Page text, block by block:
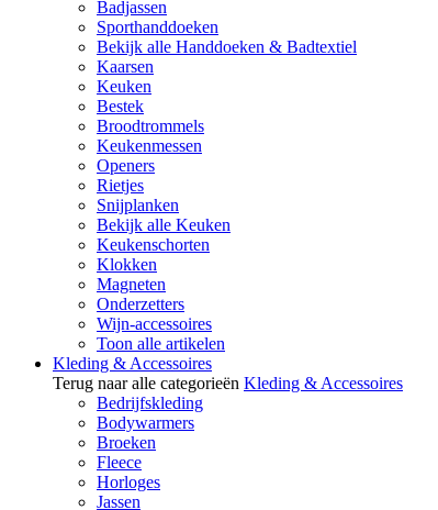
Badjassen
Sporthanddoeken
Bekijk alle Handdoeken & Badtextiel
Kaarsen
Keuken
Bestek
Broodtrommels
Keukenmessen
Openers
Rietjes
Snijplanken
Bekijk alle Keuken
Keukenschorten
Klokken
Magneten
Onderzetters
Wijn-accessoires
Toon alle artikelen
Kleding & Accessoires
Terug naar alle categorieën Kleding & Accessoires
Bedrijfskleding
Bodywarmers
Broeken
Fleece
Horloges
Jassen